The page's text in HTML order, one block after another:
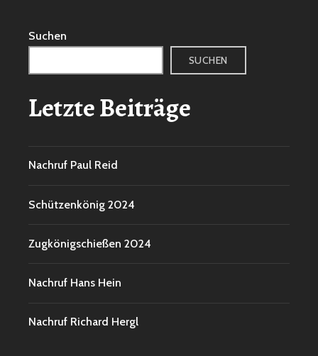
Suchen
SUCHEN
Letzte Beiträge
Nachruf Paul Reid
Schützenkönig 2024
Zugkönigschießen 2024
Nachruf Hans Hein
Nachruf Richard Hergl